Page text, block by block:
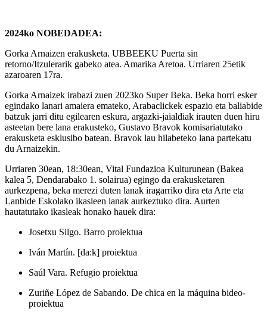
2024ko NOBEDADEA:
Gorka Arnaizen erakusketa. UBBEEKU Puerta sin
retorno/Itzulerarik gabeko atea. Amarika Aretoa. Urriaren 25etik
azaroaren 17ra.
Gorka Arnaizek irabazi zuen 2023ko Super Beka. Beka horri esker
egindako lanari amaiera emateko, Arabaclickek espazio eta baliabide
batzuk jarri ditu egilearen eskura, argazki-jaialdiak irauten duen hiru
asteetan bere lana erakusteko, Gustavo Bravok komisariatutako
erakusketa esklusibo batean. Bravok lau hilabeteko lana partekatu
du Arnaizekin.
Urriaren 30ean, 18:30ean, Vital Fundazioa Kulturunean (Bakea
kalea 5, Dendarabako 1. solairua) egingo da erakusketaren
aurkezpena, beka merezi duten lanak iragarriko dira eta Arte eta
Lanbide Eskolako ikasleen lanak aurkeztuko dira. Aurten
hautatutako ikasleak honako hauek dira:
Josetxu Silgo. Barro proiektua
Iván Martín. [da:k] proiektua
Saúl Vara. Refugio proiektua
Zuriñe López de Sabando. De chica en la máquina bideo-
proiektua